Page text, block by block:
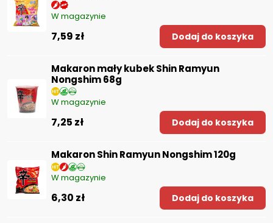
W magazynie
7,59 zł Dodaj do koszyka
Makaron mały kubek Shin Ramyun
Nongshim 68g
W magazynie
7,25 zł Dodaj do koszyka
Makaron Shin Ramyun Nongshim 120g
W magazynie
6,30 zł Dodaj do koszyka